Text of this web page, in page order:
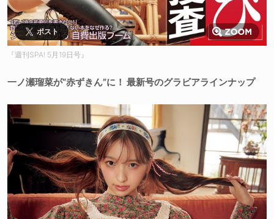
ポスト
『週刊SPA! 5月19日号』
一ノ瀬瑠菜が“赤ずきん”に！ 最新号のグラビアラインナップ